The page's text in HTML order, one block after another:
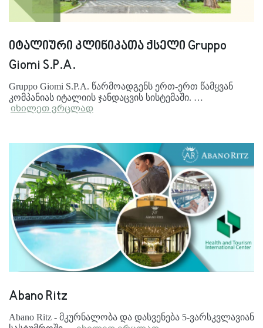
იტალიური კლინიკათა ქსელი Gruppo
Giomi S.P.A.
Gruppo Giomi S.P.A. წარმოადგენს ერთ-ერთ წამყვან
კომპანიას იტალიის ჯანდაცვის სისტემაში. …
იხილეთ ვრცლად
Abano Ritz
Abano Ritz - მკურნალობა და დასვენება 5-ვარსკვლავიან